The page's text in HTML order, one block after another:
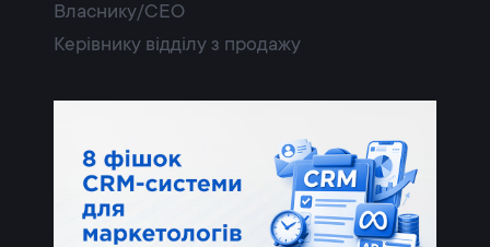
Власнику/CEO
Керівнику відділу з продажу